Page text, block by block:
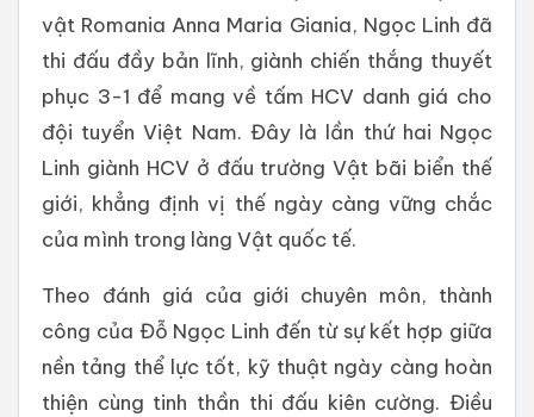
vật Romania Anna Maria Giania, Ngọc Linh đã
thi đấu đầy bản lĩnh, giành chiến thắng thuyết
phục 3-1 để mang về tấm HCV danh giá cho
đội tuyển Việt Nam. Đây là lần thứ hai Ngọc
Linh giành HCV ở đấu trường Vật bãi biển thế
giới, khẳng định vị thế ngày càng vững chắc
của mình trong làng Vật quốc tế.
Theo đánh giá của giới chuyên môn, thành
công của Đỗ Ngọc Linh đến từ sự kết hợp giữa
nền tảng thể lực tốt, kỹ thuật ngày càng hoàn
thiện cùng tinh thần thi đấu kiên cường. Điều